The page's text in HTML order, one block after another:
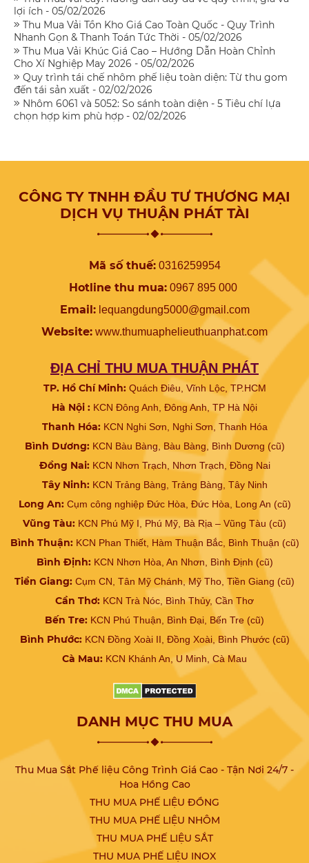
lợi ích - 05/02/2026
Thu Mua Vải Tồn Kho Giá Cao Toàn Quốc - Quy Trình
Nhanh Gọn & Thanh Toán Tức Thời - 05/02/2026
Thu Mua Vải Khúc Giá Cao – Hướng Dẫn Hoàn Chỉnh
Cho Xí Nghiệp May 2026 - 05/02/2026
Quy trình tái chế nhôm phế liệu toàn diện: Từ thu gom
đến tái sản xuất - 02/02/2026
Nhôm 6061 và 5052: So sánh toàn diện - 5 Tiêu chí lựa
chọn hợp kim phù hợp - 02/02/2026
CÔNG TY TNHH ĐẦU TƯ THƯƠNG MẠI
DỊCH VỤ THUẬN PHÁT TÀI
Mã số thuế:0316259954
Hotline thu mua: 0967 895 000
Email:lequangdung5000@gmail.com
Website: www.thumuaphelieuthuanphat.com
ĐỊA CHỈ THU MUA THUẬN PHÁT
TP. Hồ Chí Minh:Quách Điêu, Vĩnh Lộc, TP.HCM
Hà Nội : KCN Đông Anh, Đông Anh, TP Hà Nội
Thanh Hóa:KCN Nghi Sơn, Nghi Sơn, Thanh Hóa
Bình Dương:KCN Bàu Bàng, Bàu Bàng, Bình Dương (cũ)
Đồng Nai: KCN Nhơn Trạch, Nhơn Trạch, Đồng Nai
Tây Ninh: KCN Trảng Bàng, Trảng Bàng, Tây Ninh
Long An: Cụm công nghiệp Đức Hòa, Đức Hòa, Long An (cũ)
Vũng Tàu: KCN Phú Mỹ I, Phú Mỹ, Bà Rịa – Vũng Tàu (cũ)
Bình Thuận:KCN Phan Thiết, Hàm Thuận Bắc, Bình Thuận (cũ)
Bình Định: KCN Nhơn Hòa, An Nhơn, Bình Định (cũ)
Tiền Giang: Cụm CN, Tân Mỹ Chánh, Mỹ Tho, Tiền Giang (cũ)
Cần Thơ: KCN Trà Nóc, Bình Thủy, Cần Thơ
Bến Tre: KCN Phú Thuận, Bình Đại, Bến Tre (cũ)
Bình Phước: KCN Đồng Xoài II, Đồng Xoài, Bình Phước (cũ)
Cà Mau: KCN Khánh An, U Minh, Cà Mau
DANH MỤC THU MUA
Thu Mua Sắt Phế liệu Công Trình Giá Cao - Tận Nơi 24/7 -
Hoa Hồng Cao
THU MUA PHẾ LIỆU ĐỒNG
THU MUA PHẾ LIỆU NHÔM
THU MUA PHẾ LIỆU SẮT
THU MUA PHẾ LIỆU INOX